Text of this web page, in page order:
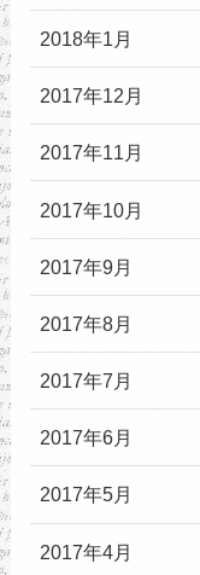
2018年1月
2017年12月
2017年11月
2017年10月
2017年9月
2017年8月
2017年7月
2017年6月
2017年5月
2017年4月